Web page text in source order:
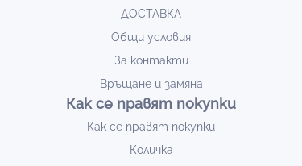
ДОСТАВКА
Общи условия
За контакти
Връщане и замяна
Как се правят покупки
Как се правят покупки
Количка